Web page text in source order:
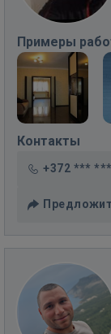
Примеры
Контакты
+372 ***